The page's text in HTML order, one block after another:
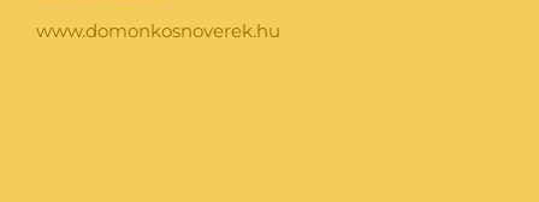
www.domonkosnoverek.hu